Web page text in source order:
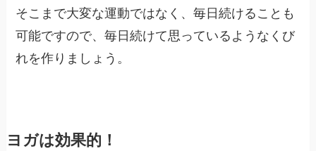
そこまで大変な運動ではなく、毎日続けることも
可能ですので、毎日続けて思っているようなくび
れを作りましょう。
ヨガは効果的！